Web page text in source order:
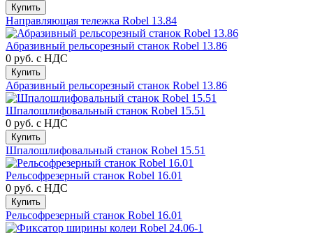
Купить
Направляющая тележка Robel 13.84
Абразивный рельсорезный станок Robel 13.86
0 руб. с НДС
Купить
Абразивный рельсорезный станок Robel 13.86
Шпалошлифовальный станок Robel 15.51
0 руб. с НДС
Купить
Шпалошлифовальный станок Robel 15.51
Рельсофрезерный станок Robel 16.01
0 руб. с НДС
Купить
Рельсофрезерный станок Robel 16.01